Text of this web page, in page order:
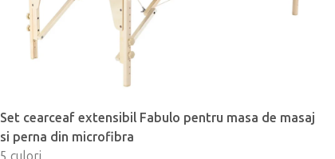
Set cearceaf extensibil Fabulo pentru masa de masaj
si perna din microfibra
5 culori